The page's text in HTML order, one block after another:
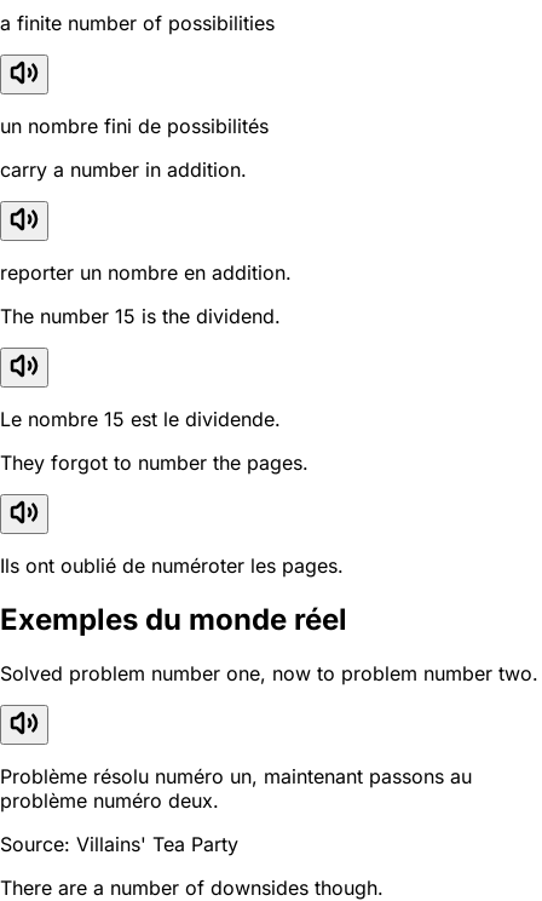
a finite number of possibilities
un nombre fini de possibilités
carry a number in addition.
reporter un nombre en addition.
The number 15 is the dividend.
Le nombre 15 est le dividende.
They forgot to number the pages.
Ils ont oublié de numéroter les pages.
Exemples du monde réel
Solved problem number one, now to problem number two.
Problème résolu numéro un, maintenant passons au
problème numéro deux.
Source: Villains' Tea Party
There are a number of downsides though.